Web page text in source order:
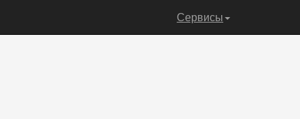
Сервисы